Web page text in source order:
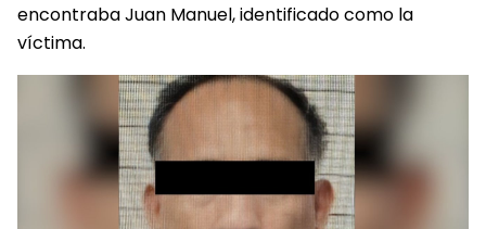
encontraba Juan Manuel, identificado como la
víctima.